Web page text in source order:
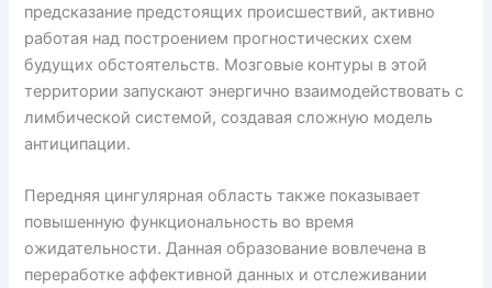
предсказание предстоящих происшествий, активно
работая над построением прогностических схем
будущих обстоятельств. Мозговые контуры в этой
территории запускают энергично взаимодействовать с
лимбической системой, создавая сложную модель
антиципации.
Передняя цингулярная область также показывает
повышенную функциональность во время
ожидательности. Данная образование вовлечена в
переработке аффективной данных и отслеживании